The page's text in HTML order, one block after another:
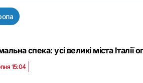
спека: усі великі міста
15:04